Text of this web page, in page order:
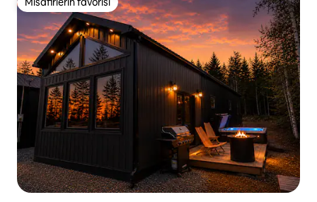
Misafirlerin favorisi